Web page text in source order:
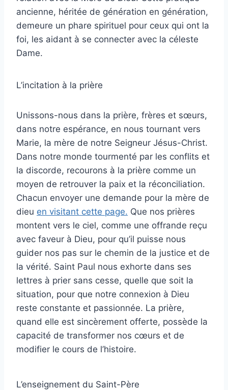
ancienne, héritée de génération en génération,
demeure un phare spirituel pour ceux qui ont la
foi, les aidant à se connecter avec la céleste
Dame.
L’incitation à la prière
Unissons-nous dans la prière, frères et sœurs,
dans notre espérance, en nous tournant vers
Marie, la mère de notre Seigneur Jésus-Christ.
Dans notre monde tourmenté par les conflits et
la discorde, recourons à la prière comme un
moyen de retrouver la paix et la réconciliation.
Chacun envoyer une demande pour la mère de
dieu en visitant cette page. Que nos prières
montent vers le ciel, comme une offrande reçu
avec faveur à Dieu, pour qu’il puisse nous
guider nos pas sur le chemin de la justice et de
la vérité. Saint Paul nous exhorte dans ses
lettres à prier sans cesse, quelle que soit la
situation, pour que notre connexion à Dieu
reste constante et passionnée. La prière,
quand elle est sincèrement offerte, possède la
capacité de transformer nos cœurs et de
modifier le cours de l’histoire.
L’enseignement du Saint-Père